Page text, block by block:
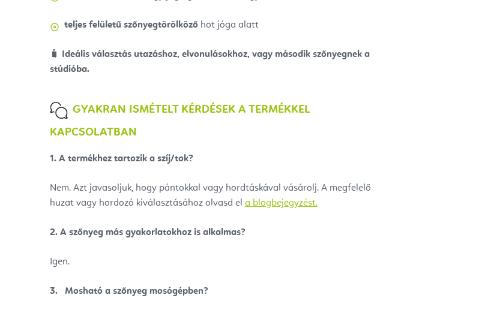
teljes felületű szőnyegtörölköző hot jóga alatt
🧳 Ideális választás utazáshoz, elvonulásokhoz, vagy második szőnyegnek a
stúdióba.
GYAKRAN ISMÉTELT KÉRDÉSEK A TERMÉKKEL
KAPCSOLATBAN
1. A termékhez tartozik a szíj/tok?
Nem. Azt javasoljuk, hogy pántokkal vagy hordtáskával vásárolj. A megfelelő
huzat vagy hordozó kiválasztásához olvasd el a blogbejegyzést.
2. A szőnyeg más gyakorlatokhoz is alkalmas?
Igen.
3. Mosható a szőnyeg mosógépben?